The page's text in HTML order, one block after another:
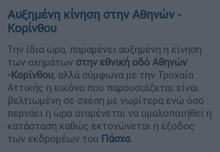
Αυξημένη κίνηση στην Αθηνών -
Κορίνθου
Την ίδια ώρα, παραμένει αυξημένη η κίνηση
των οχημάτων στην εθνική οδό Αθηνών
-Κορίνθου, αλλά σύμφωνα με την Τροχαία
Αττικής η εικόνα που παρουσιάζεται είναι
βελτιωμένη σε σχέση με νωρίτερα ενώ όσο
περνάει η ώρα αναμένεται να ομαλοποιηθεί η
κατάσταση καθώς εκτονώνεται η έξοδος
των εκδρομέων του Πάσχα.